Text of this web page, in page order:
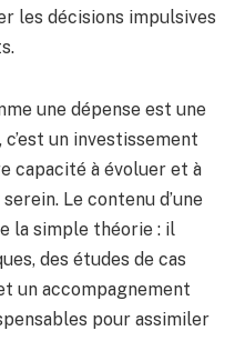
les décisions impulsives
une dépense est une
un investissement
capacité à évoluer et à
Le contenu d’une
la simple théorie : il
des études de cas
un accompagnement
pour assimiler